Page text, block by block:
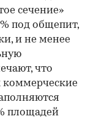
сечение»
под общепит,
и не менее
что
коммерческие
площадей